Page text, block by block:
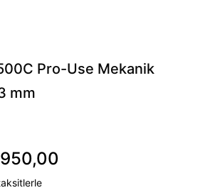
Pro-Use Mekanik
mm